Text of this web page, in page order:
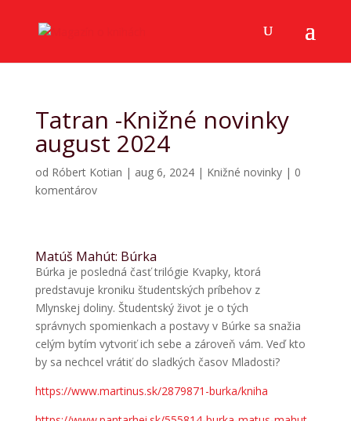
Tatran -Knižné novinky
august 2024
od Róbert Kotian | aug 6, 2024| Knižné novinky| 0
komentárov
Matúš Mahút: Búrka
Búrka je posledná časť trilógie Kvapky, ktorá
predstavuje kroniku študentských príbehov z
Mlynskej doliny. Študentský život je o tých
správnych spomienkach a postavy v Búrke sa snažia
celým bytím vytvoriť ich sebe a zároveň vám. Veď kto
by sa nechcel vrátiť do sladkých časov Mladosti?
https://www.martinus.sk/2879871-burka/kniha